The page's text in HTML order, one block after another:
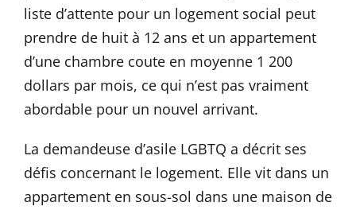
liste d’attente pour un logement social peut
prendre de huit à 12 ans et un appartement
d’une chambre coute en moyenne 1 200
dollars par mois, ce qui n’est pas vraiment
abordable pour un nouvel arrivant.
La demandeuse d’asile LGBTQ a décrit ses
défis concernant le logement. Elle vit dans un
appartement en sous-sol dans une maison de